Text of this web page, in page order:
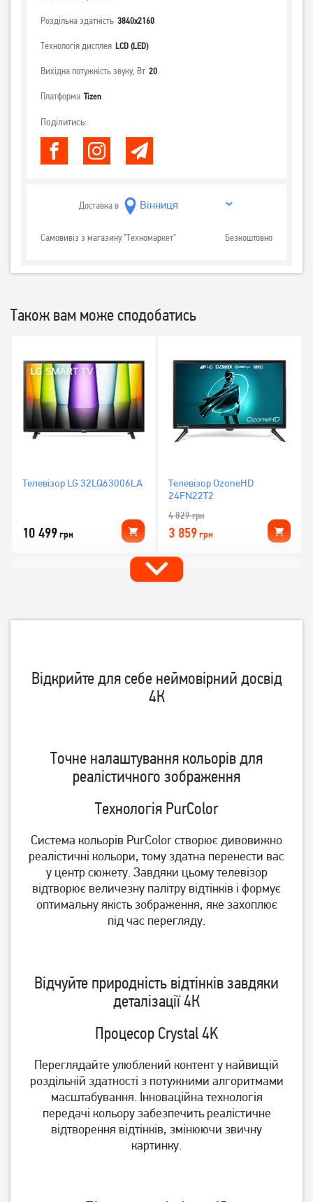
Роздільна здатність 3840x2160
Технологія дисплея LCD (LED)
Вихідна потужність звуку, Вт 20
Платформа Tizen
Поділитись:
Доставка в
Самовивіз з магазину "Техномаркет" Безкоштовно
Також вам може сподобатись
Телевізор LG 32LQ63006LA
10 499грн
Телевізор OzoneHD
24FN22T2
4 829грн
3 859грн
18 989грн 8 479грн
6 177грн
Телевізор LG
18 479грн
Телевізор Setup 24HSF30
Телевізор Romsat
Відкрийте для себе неймовірний досвід
4К
Точне налаштування кольорів для
реалістичного зображення
Технологія PurColor
Система кольорів PurColor створює дивовижно
реалістичні кольори, тому здатна перенести вас
у центр сюжету. Завдяки цьому телевізор
відтворює величезну палітру відтінків і формує
оптимальну якість зображення, яке захоплює
під час перегляду.
Відчуйте природність відтінків завдяки
деталізації 4К
Процесор Crystal 4K
Переглядайте улюблений контент у найвищій
роздільній здатності з потужними алгоритмами
масштабування. Інноваційна технологія
передачі кольору забезпечить реалістичне
відтворення відтінків, змінюючи звичну
картинку.